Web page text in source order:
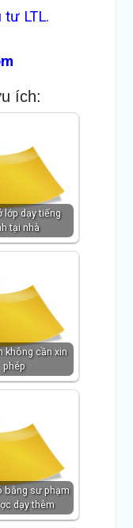
LTL.
ích:
lớp dạy tiếng
tại nhà
không cần xin
phép
bằng sư phạm
dạy thêm